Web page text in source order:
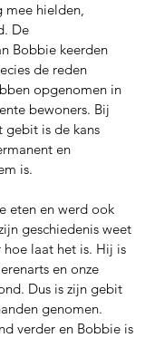
mee hielden,
De
Bobbie keerden
de reden
opgenomen in
bewoners. Bij
gebit is de kans
en
is.
eten en werd ook
geschiedenis weet
hoe laat het is. Hij is
en onze
Dus is zijn gebit
genomen.
verder en Bobbie is